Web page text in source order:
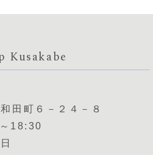
Kusakabe
田町６－２４－８
18:30